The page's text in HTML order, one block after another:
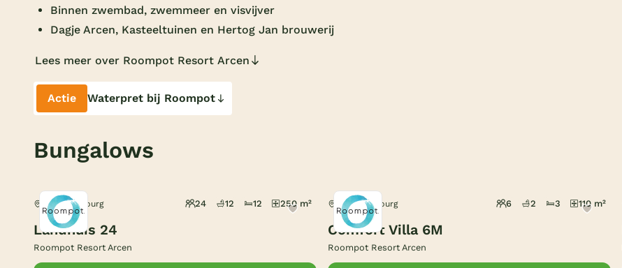
Binnen zwembad, zwemmeer en visvijver
Dagje Arcen, Kasteeltuinen en Hertog Jan brouwerij
Lees meer over Roompot Resort Arcen
Actie Waterpret bij Roompot
Bungalows
Arcen, Limburg 24 12 12 250 m²
Landhuis 24
Roompot Resort Arcen
Arcen, Limburg 6 2 3 110 m²
Comfort Villa 6M
Roompot Resort Arcen